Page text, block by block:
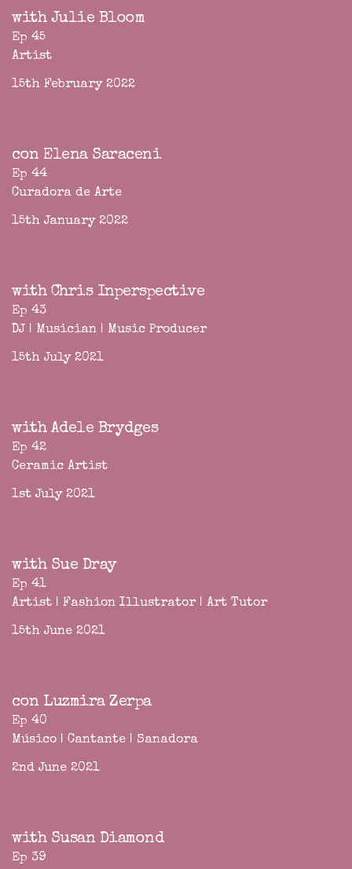
with Julie Bloom
Ep 45
Artist
15th February 2022
con Elena Saraceni
Ep 44
Curadora de Arte
15th January 2022
with Chris Inperspective
Ep 43
DJ | Musician | Music Producer
15th July 2021
with Adele Brydges
Ep 42
Ceramic Artist
1st July 2021
with Sue Dray
Ep 41
Artist | Fashion Illustrator | Art Tutor
15th June 2021
con Luzmira Zerpa
Ep 40
Músico | Cantante | Sanadora
2nd June 2021
with Susan Diamond
Ep 39